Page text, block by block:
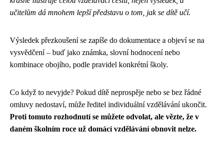
učitelům dá mnohem lepší představu o tom, jak se dítě učí.
Výsledek přezkoušení se zapíše do dokumentace a objeví se na
vysvědčení – buď jako známka, slovní hodnocení nebo
kombinace obojího, podle pravidel konkrétní školy.
Co když to nevyjde? Pokud dítě neprospěje nebo se bez řádné
omluvy nedostaví, může ředitel individuální vzdělávání ukončit.
Proti tomuto rozhodnutí se můžete odvolat, ale vězte, že v
daném školním roce už domácí vzdělávání obnovit nelze.